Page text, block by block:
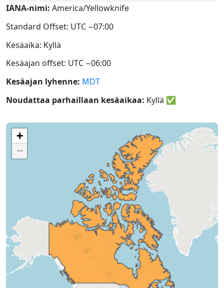
IANA-nimi: America/Yellowknife
Standard Offset: UTC −07:00
Kesäaika: Kyllä
Kesäajan offset: UTC −06:00
Kesäajan lyhenne: MDT
Noudattaa parhaillaan kesäaikaa: Kyllä ✅
+
−